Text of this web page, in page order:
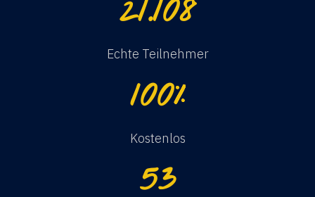
21.108
Echte Teilnehmer
100%
Kostenlos
53